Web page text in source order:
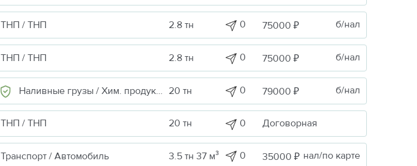
ТНП / ТНП 2.8 тн 0 75000 ₽ б/нал
ТНП / ТНП 2.8 тн 0 75000 ₽ б/нал
Наливные грузы / Хим. продукты неопасные 20 тн 0 79000 ₽ б/нал
ТНП / ТНП 20 тн 0 Договорная
Транспорт / Автомобиль 3.5 тн 37 м³ 0 35000 ₽ нал/по карте